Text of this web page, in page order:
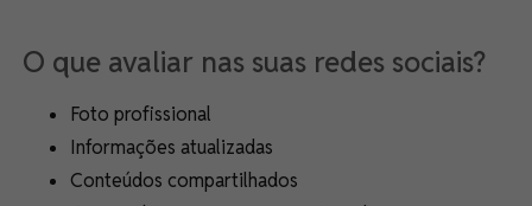
O que avaliar nas suas redes sociais?
Foto profissional
Informações atualizadas
Conteúdos compartilhados